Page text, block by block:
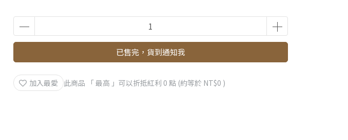
已售完，貨到通知我
加入最愛 此商品 「 最高 」可以折抵紅利 0 點 (約等於 NT$0 )